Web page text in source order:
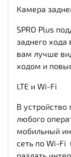
Камера
SPRO Plus
заднего
вам лучше
ходом и
LTE и Wi-Fi
В
любого
мобильный
сеть по Wi-Fi
раздать